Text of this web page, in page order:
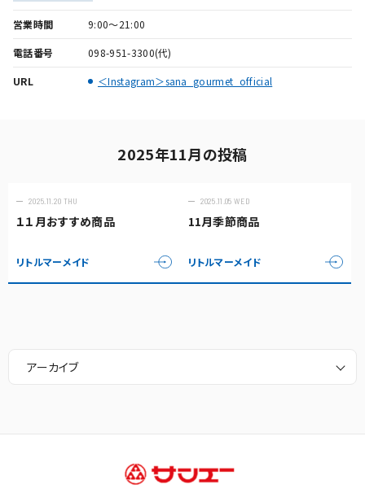
営業時間 9:00～21:00
電話番号 098-951-3300(代)
URL ＜Instagram＞sana_gourmet_official
2025年11月の投稿
2025.11.20 THU
１１月おすすめ商品
リトルマーメイド
2025.11.05 WED
11月季節商品
リトルマーメイド
アーカイブ